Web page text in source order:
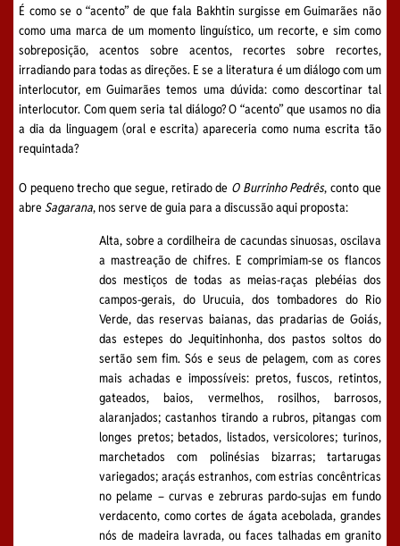
É como se o “acento” de que fala Bakhtin surgisse em Guimarães não
como uma marca de um momento linguístico, um recorte, e sim como
sobreposição, acentos sobre acentos, recortes sobre recortes,
irradiando para todas as direções. E se a literatura é um diálogo com um
interlocutor, em Guimarães temos uma dúvida: como descortinar tal
interlocutor. Com quem seria tal diálogo? O “acento” que usamos no dia
a dia da linguagem (oral e escrita) apareceria como numa escrita tão
requintada?
O pequeno trecho que segue, retirado de O Burrinho Pedrês, conto que
abre Sagarana, nos serve de guia para a discussão aqui proposta:
Alta, sobre a cordilheira de cacundas sinuosas, oscilava
a mastreação de chifres. E comprimiam-se os flancos
dos mestiços de todas as meias-raças plebéias dos
campos-gerais, do Urucuia, dos tombadores do Rio
Verde, das reservas baianas, das pradarias de Goiás,
das estepes do Jequitinhonha, dos pastos soltos do
sertão sem fim. Sós e seus de pelagem, com as cores
mais achadas e impossíveis: pretos, fuscos, retintos,
gateados, baios, vermelhos, rosilhos, barrosos,
alaranjados; castanhos tirando a rubros, pitangas com
longes pretos; betados, listados, versicolores; turinos,
marchetados com polinésias bizarras; tartarugas
variegados; araçás estranhos, com estrias concêntricas
no pelame – curvas e zebruras pardo-sujas em fundo
verdacento, como cortes de ágata acebolada, grandes
nós de madeira lavrada, ou faces talhadas em granito